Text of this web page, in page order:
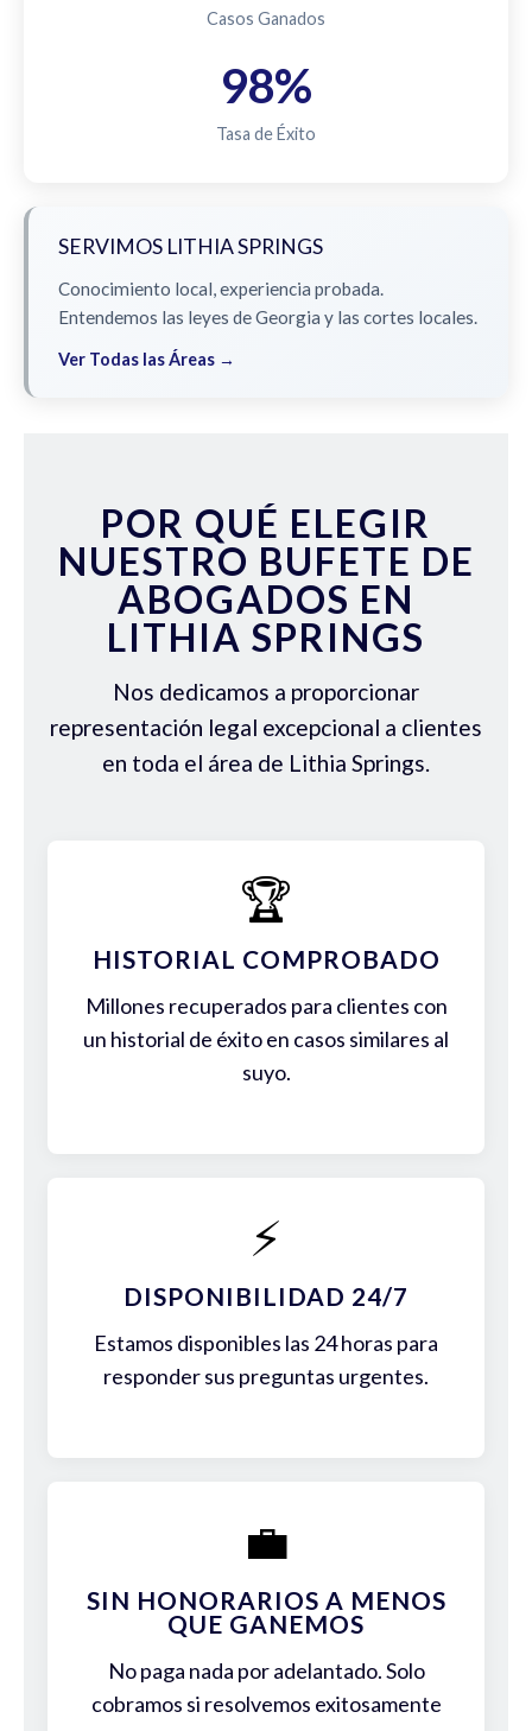
Casos Ganados
98%
Tasa de Éxito
SERVIMOS LITHIA SPRINGS
Conocimiento local, experiencia probada.
Entendemos las leyes de Georgia y las cortes locales.
Ver Todas las Áreas →
POR QUÉ ELEGIR
NUESTRO BUFETE DE
ABOGADOS EN
LITHIA SPRINGS
Nos dedicamos a proporcionar
representación legal excepcional a clientes
en toda el área de Lithia Springs.
🏆
HISTORIAL COMPROBADO
Millones recuperados para clientes con
un historial de éxito en casos similares al
suyo.
⚡
DISPONIBILIDAD 24/7
Estamos disponibles las 24 horas para
responder sus preguntas urgentes.
💼
SIN HONORARIOS A MENOS
QUE GANEMOS
No paga nada por adelantado. Solo
cobramos si resolvemos exitosamente